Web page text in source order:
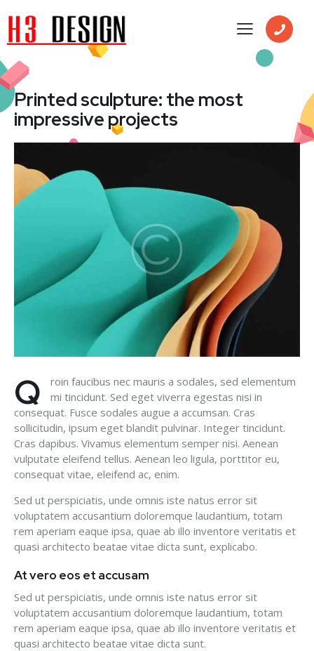
Printed sculpture: the most
impressive projects
Q
roin faucibus nec mauris a sodales, sed elementum
mi tincidunt. Sed eget viverra egestas nisi in
consequat. Fusce sodales augue a accumsan. Cras
sollicitudin, ipsum eget blandit pulvinar. Integer tincidunt.
Cras dapibus. Vivamus elementum semper nisi. Aenean
vulputate eleifend tellus. Aenean leo ligula, porttitor eu,
consequat vitae, eleifend ac, enim.
Sed ut perspiciatis, unde omnis iste natus error sit
voluptatem accusantium doloremque laudantium, totam
rem aperiam eaque ipsa, quae ab illo inventore veritatis et
quasi architecto beatae vitae dicta sunt, explicabo.
At vero eos et accusam
Sed ut perspiciatis, unde omnis iste natus error sit
voluptatem accusantium doloremque laudantium, totam
rem aperiam eaque ipsa, quae ab illo inventore veritatis et
quasi architecto beatae vitae dicta sunt.